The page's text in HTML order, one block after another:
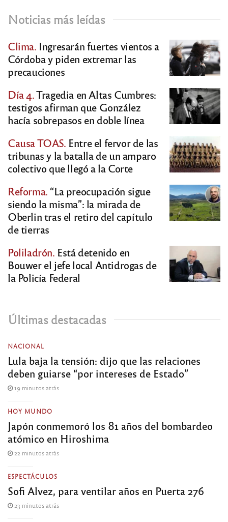
Noticias más leídas
Clima. Ingresarán fuertes vientos a
Córdoba y piden extremar las
precauciones
Día 4.Tragedia en Altas Cumbres:
testigos afirman que González
hacía sobrepasos en doble línea
Causa TOAS. Entre el fervor de las
tribunas y la batalla de un amparo
colectivo que llegó a la Corte
Reforma. “La preocupación sigue
siendo la misma”: la mirada de
Oberlin tras el retiro del capítulo
de tierras
Poliladrón. Está detenido en
Bouwer el jefe local Antidrogas de
la Policía Federal
Últimas destacadas
NACIONAL
Lula baja la tensión: dijo que las relaciones
deben guiarse “por intereses de Estado”
19 minutos atrás
HOY MUNDO
Japón conmemoró los 81 años del bombardeo
atómico en Hiroshima
22 minutos atrás
ESPECTÁCULOS
Sofi Alvez, para ventilar años en Puerta 276
23 minutos atrás